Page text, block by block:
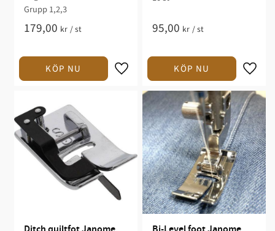
Grupp 1,2,3
179,00 kr /st 95,00 kr /st